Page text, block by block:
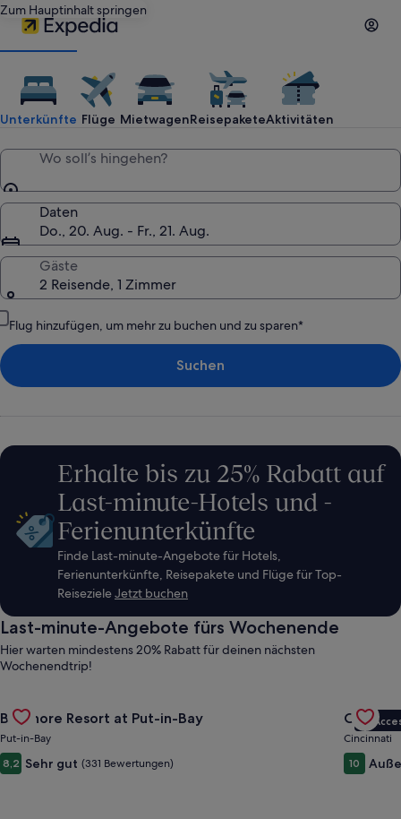
Zum Hauptinhalt springen
Reisen
mit
Expedia:
Hotels,
günstige
Flüge,
Mietwagen,
Aktivitäten
und
Reisepaketen
suchen
Unterkünfte Flüge MietwagenReisepaketeAktivitäten
Wo soll’s hingehen?
Daten
Do., 20. Aug. - Fr., 21. Aug.
Gäste
2 Reisende, 1 Zimmer
Flug hinzufügen, um mehr zu buchen und zu sparen*
Suchen
Erhalte bis zu 25% Rabatt auf
Last-minute-Hotels und -
Ferienunterkünfte
Finde Last-minute-Angebote für Hotels,
Ferienunterkünfte, Reisepakete und Flüge für Top-
ReisezieleJetzt buchen
Last-minute-Angebote fürs Wochenende
Hier warten mindestens 20% Rabatt für deinen nächsten
Wochenendtrip!
Gallery
Carousel
Bayshore Resort at Put-in-Bay
Put-in-Bay
8,2 Sehr gut (331 Bewertungen)
Gallery
VIP
Cincinnati
10